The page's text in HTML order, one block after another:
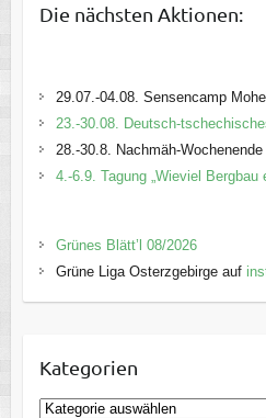
Die nächsten Aktionen:
29.07.-04.08. Sensencamp
23.-30.08. Deutsch-
28.-30.8. Nachmäh-
4.-6.9. Tagung „Wieviel Bergbau
Grünes Blätt’l 08/2026
Grüne Liga Osterzgebirge auf
Kategorien
K